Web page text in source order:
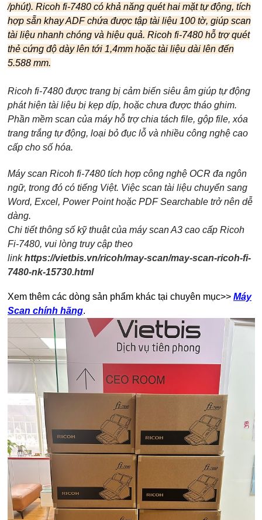
/phút). Ricoh fi-7480 có khả năng quét hai mặt tự động, tích
hợp sẵn khay ADF chứa được tập tài liệu 100 tờ, giúp scan
tài liệu nhanh chóng và hiệu quả. Ricoh fi-7480 hỗ trợ quét
thẻ cứng độ dày lên tới 1,4mm hoặc tài liệu dài lên đến
5.588 mm.
Ricoh fi-7480 được trang bị cảm biến siêu âm giúp tự động
phát hiện tài liệu bị kẹp díp, hoặc chưa được tháo ghim.
Phần mềm scan của máy hỗ trợ chia tách file, gộp file, xóa
trang trắng tự động, loại bỏ đục lỗ và nhiều công nghệ cao
cấp cho số hóa.
Máy scan Ricoh fi-7480 tích hợp công nghệ OCR đa ngôn
ngữ, trong đó có tiếng Việt. Việc scan tài liệu chuyển sang
Word, Excel, Power Point hoặc PDF Searchable trở nên dễ
dàng.
Chi tiết thông số kỹ thuật của máy scan A3 cao cấp Ricoh
Fi-7480, vui lòng truy cập theo
linkhttps://vietbis.vn/ricoh/may-scan/may-scan-ricoh-fi-
7480-nk-15730.html
Xem thêm các dòng sản phẩm khác tại chuyên mục>> Máy
Scan chính hãng.